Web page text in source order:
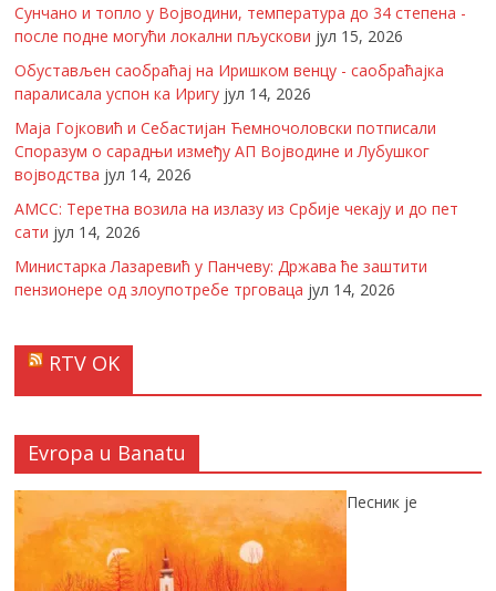
Сунчано и топло у Војводини, температура до 34 степена -
после подне могући локални пљускови јул 15, 2026
Обустављен саобраћај на Иришком венцу - саобраћајка
паралисала успон ка Иригу јул 14, 2026
Маја Гојковић и Себастијан Ћемночоловски потписали
Споразум о сарадњи између АП Војводине и Лубушког
војводства јул 14, 2026
АМСС: Теретна возила на излазу из Србије чекају и до пет
сати јул 14, 2026
Министарка Лазаревић у Панчеву: Држава ће заштити
пензионере од злоупотребе трговаца јул 14, 2026
RTV OK
Evropa u Banatu
Песник је